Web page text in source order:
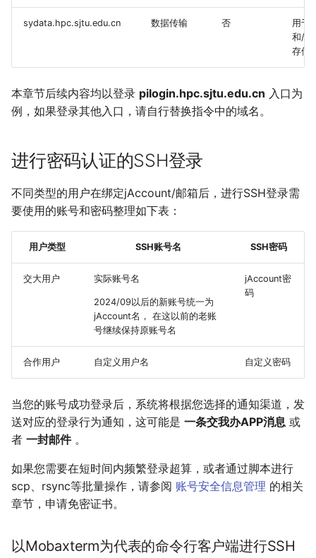
sydata.hpc.sjtu.edu.cn 数据传输 否
用于
和/
存储
本章节后续内容均以登录 pilogin.hpc.sjtu.edu.cn 入口为
例，如果登录其他入口，请自行替换指令中的域名。
进行密码认证的SSH登录
不同类型的用户在绑定jAccount/邮箱后，进行SSH登录需
要使用的账号和密码整理如下表：
用户类型 SSH账号名 SSH密码
交大用户 实际账号名
2024/09以后的新账号统一为
jAccount名， 在这以前的老账
号继续保持原账号名
jAccount密
码
合作用户 自定义用户名 自定义密码
当您的账号成功登录后，系统将根据您选择的通知渠道，发
送对应的登录行为通知，这可能是 一条交我办APP消息 或
者 一封邮件。
如果您需要在短时间内频繁登录超算，或者通过脚本进行
scp、rsync等批量操作，请参阅 账号安全信息管理 的相关
章节，申请免密证书。
以Mobaxterm为代表的命令行客户端进行SSH